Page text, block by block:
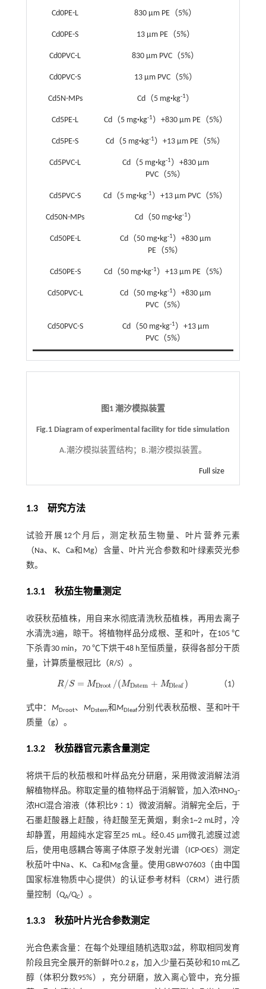
Cd0PE-L 830 μm PE（5%）
Cd0PE-S 13 μm PE（5%）
Cd0PVC-L 830 μm PVC（5%）
Cd0PVC-S 13 μm PVC（5%）
Cd5N-MPs Cd（5 mg·kg-1）
Cd5PE-L Cd（5 mg·kg-1）+830 μm PE（5%）
Cd5PE-S Cd（5 mg·kg-1）+13 μm PE（5%）
Cd5PVC-L Cd（5 mg·kg-1）+830 μm
PVC（5%）
Cd5PVC-S Cd（5 mg·kg-1）+13 μm PVC（5%）
Cd50N-MPs Cd（50 mg·kg-1）
Cd50PE-L Cd（50 mg·kg-1）+830 μm
PE（5%）
Cd50PE-S Cd（50 mg·kg-1）+13 μm PE（5%）
Cd50PVC-L Cd（50 mg·kg-1）+830 μm
PVC（5%）
Cd50PVC-S Cd（50 mg·kg-1）+13 μm
PVC（5%）
图1 潮汐模拟装置
Fig.1 Diagram of experimental facility for tide simulation
A.潮汐模拟装置结构；B.潮汐模拟装置。
Full size
1.3研究方法
试验开展12个月后，测定秋茄生物量、叶片营养元素
（Na、K、Ca和Mg）含量、叶片光合参数和叶绿素荧光参
数。
1.3.1 秋茄生物量测定
收获秋茄植株，用自来水彻底清洗秋茄植株，再用去离子
水清洗3遍，晾干。将植物样品分成根、茎和叶，在105 ℃
下杀青30 min，70 ℃下烘干48 h至恒质量，获得各部分干质
量，计算质量根冠比（R/S）。
R/S = MDroot /(MDstem + MDleaf )
R/S =MD root/(M D stem+MD leaf) （1）
式中： MDroot、 MDstem和MDleaf分别代表秋茄根、茎和叶干
质量（g）。
1.3.2 秋茄器官元素含量测定
将烘干后的秋茄根和叶样品充分研磨，采用微波消解法消
解植物样品。称取定量的植物样品于消解管，加入浓HNO3-
浓HCl混合溶液（体积比9∶1）微波消解。消解完全后，于
石墨赶酸器上赶酸，待赶酸至无黄烟，剩余1~2 mL时，冷
却静置，用超纯水定容至25 mL。经0.45 μm微孔滤膜过滤
后，使用电感耦合等离子体原子发射光谱（ICP-OES）测定
秋茄叶中Na、K、Ca和Mg含量。使用GBW-07603（由中国
国家标准物质中心提供）的认证参考材料（CRM）进行质
量控制（QA/QC）。
1.3.3 秋茄叶片光合参数测定
光合色素含量：在每个处理组随机选取3盆，称取相同发育
阶段且完全展开的新鲜叶0.2 g，加入少量石英砂和10 mL乙
醇（体积分数95%），充分研磨，放入离心管中，充分振